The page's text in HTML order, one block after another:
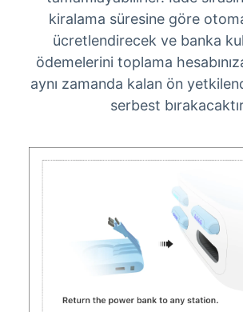
kiralama süresine göre
ücretlendirecek ve banka
ödemelerini toplama
aynı zamanda kalan ön
serbest